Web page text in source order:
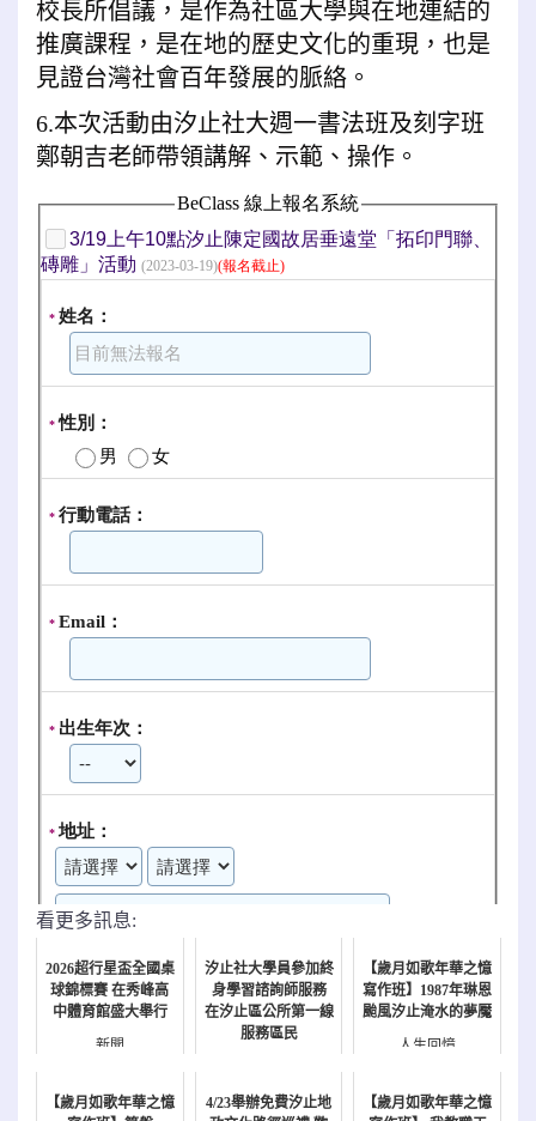
校長所倡議，是作為社區大學與在地連結的
推廣課程，是在地的歷史文化的重現，也是
見證台灣社會百年發展的脈絡。
6.本次活動由汐止社大週一書法班及刻字班
鄭朝吉老師帶領講解、示範、操作。
看更多訊息:
2026超行星盃全國桌
球錦標賽 在秀峰高
中體育館盛大舉行
新聞
汐止社大學員參加終
身學習諮詢師服務
在汐止區公所第一線
服務區民
【歲月如歌年華之憶
寫作班】1987年琳恩
颱風汐止淹水的夢魘
人生回憶
【歲月如歌年華之憶
4/23舉辦免費汐止地
【歲月如歌年華之憶